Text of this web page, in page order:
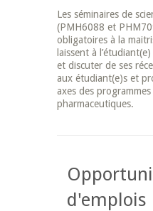
Les séminaires de
(PMH6088 et
obligatoires à la
laissent à
et discuter de ses
aux étudiant(e)s et
axes des programmes
pharmaceutiques.
d'emplois